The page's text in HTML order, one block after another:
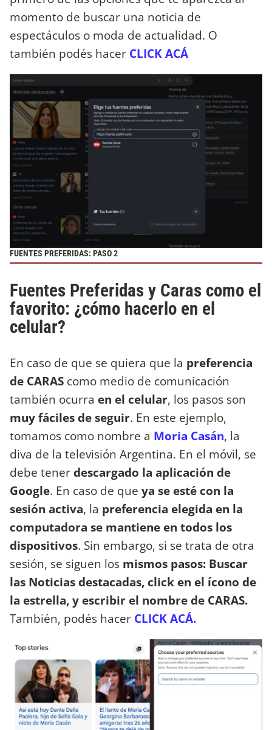
momento de buscar una noticia de
espectáculos o moda de actualidad. O
también podés hacer CLICK ACÁ
FUENTES PREFERIDAS: PASO 2
Fuentes Preferidas y Caras como el
favorito: ¿cómo hacerlo en el
celular?
En caso de que se quiera que la preferencia
de CARAS como medio de comunicación
también ocurra en el celular, los pasos son
muy fáciles de seguir. En este ejemplo,
tomamos como nombre a Moria Casán, la
diva de la televisión Argentina. En el móvil, se
debe tenerdescargado la aplicación de
Google. En caso de que ya se esté con la
sesión activa, la preferencia elegida en la
computadora se mantiene en todos los
dispositivos. Sin embargo, si se trata de otra
sesión, se siguen los mismos pasos: Buscar
las Noticias destacadas, click en el ícono de
la estrella, y escribir el nombre de CARAS.
También, podés hacer CLICK ACÁ.